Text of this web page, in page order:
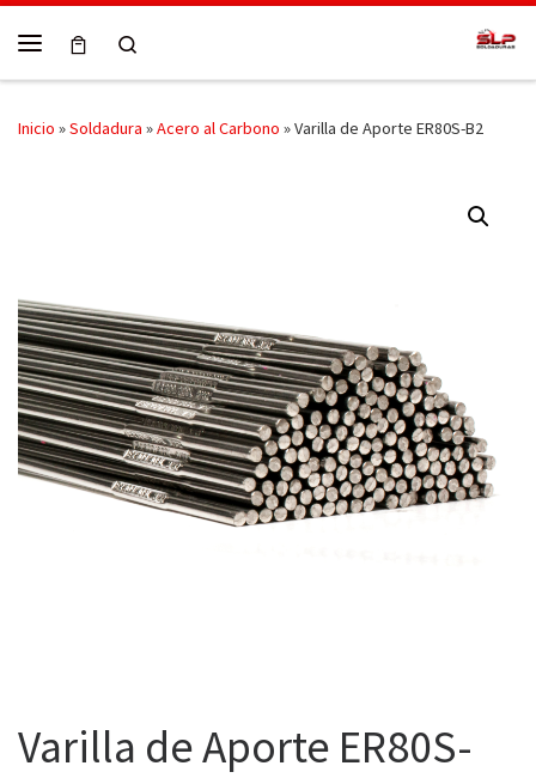
Skip to content
Inicio »Soldadura »Acero al Carbono »Varilla de Aporte ER80S-B2
Varilla de Aporte ER80S-